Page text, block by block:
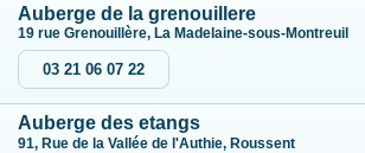
Auberge de la grenouillere
19 rue Grenouillère, La Madelaine-sous-Montreuil
03 21 06 07 22
Auberge des etangs
91, Rue de la Vallée de l'Authie, Roussent